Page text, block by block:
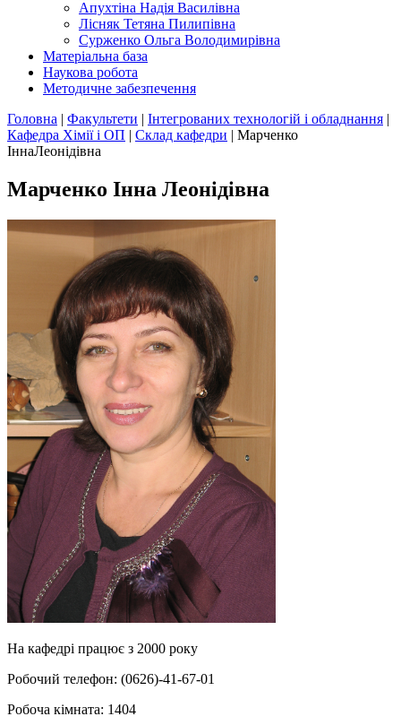
Апухтіна Надія Василівна
Лісняк Тетяна Пилипівна
Сурженко Ольга Володимирівна
Матеріальна база
Наукова робота
Методичне забезпечення
Головна | Факультети | Інтегрованих технологій і обладнання |
Кафедра Хімії і ОП | Склад кафедри | Марченко
ІннаЛеонідівна
Марченко Інна Леонідівна
На кафедрі працює з 2000 року
Робочий телефон: (0626)-41-67-01
Робоча кімната: 1404